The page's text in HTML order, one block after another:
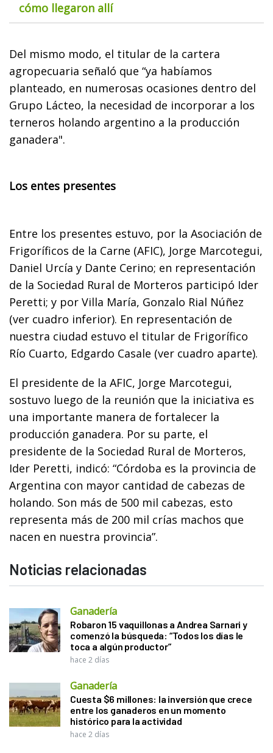
cómo llegaron allí
Del mismo modo, el titular de la cartera
agropecuaria señaló que “ya habíamos
planteado, en numerosas ocasiones dentro del
Grupo Lácteo, la necesidad de incorporar a los
terneros holando argentino a la producción
ganadera".
Los entes presentes
Entre los presentes estuvo, por la Asociación de
Frigoríficos de la Carne (AFIC), Jorge Marcotegui,
Daniel Urcía y Dante Cerino; en representación
de la Sociedad Rural de Morteros participó Ider
Peretti; y por Villa María, Gonzalo Rial Núñez
(ver cuadro inferior). En representación de
nuestra ciudad estuvo el titular de Frigorífico
Río Cuarto, Edgardo Casale (ver cuadro aparte).
El presidente de la AFIC, Jorge Marcotegui,
sostuvo luego de la reunión que la iniciativa es
una importante manera de fortalecer la
producción ganadera. Por su parte, el
presidente de la Sociedad Rural de Morteros,
Ider Peretti, indicó: “Córdoba es la provincia de
Argentina con mayor cantidad de cabezas de
holando. Son más de 500 mil cabezas, esto
representa más de 200 mil crías machos que
nacen en nuestra provincia”.
Noticias relacionadas
Ganadería
Robaron 15 vaquillonas a Andrea Sarnari y
comenzó la búsqueda: “Todos los días le
toca a algún productor”
hace 2 días
Ganadería
Cuesta $6 millones: la inversión que crece
entre los ganaderos en un momento
histórico para la actividad
hace 2 días